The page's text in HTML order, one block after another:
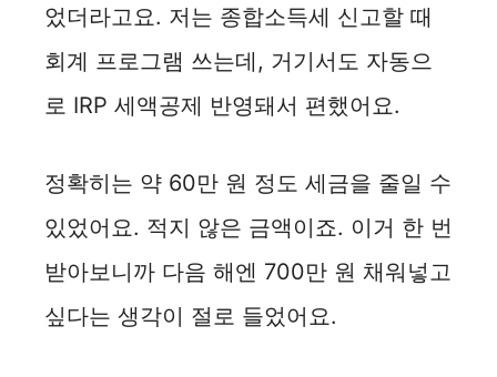
었더라고요. 저는 종합소득세 신고할 때
회계 프로그램 쓰는데, 거기서도 자동으
로 IRP 세액공제 반영돼서 편했어요.
정확히는 약 60만 원 정도 세금을 줄일 수
있었어요. 적지 않은 금액이죠. 이거 한 번
받아보니까 다음 해엔 700만 원 채워넣고
싶다는 생각이 절로 들었어요.